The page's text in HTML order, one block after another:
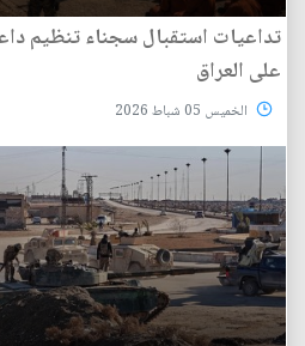
تداعيات استقبال سجناء تنظيم
على العراق
الخميس 05 شباط 2026